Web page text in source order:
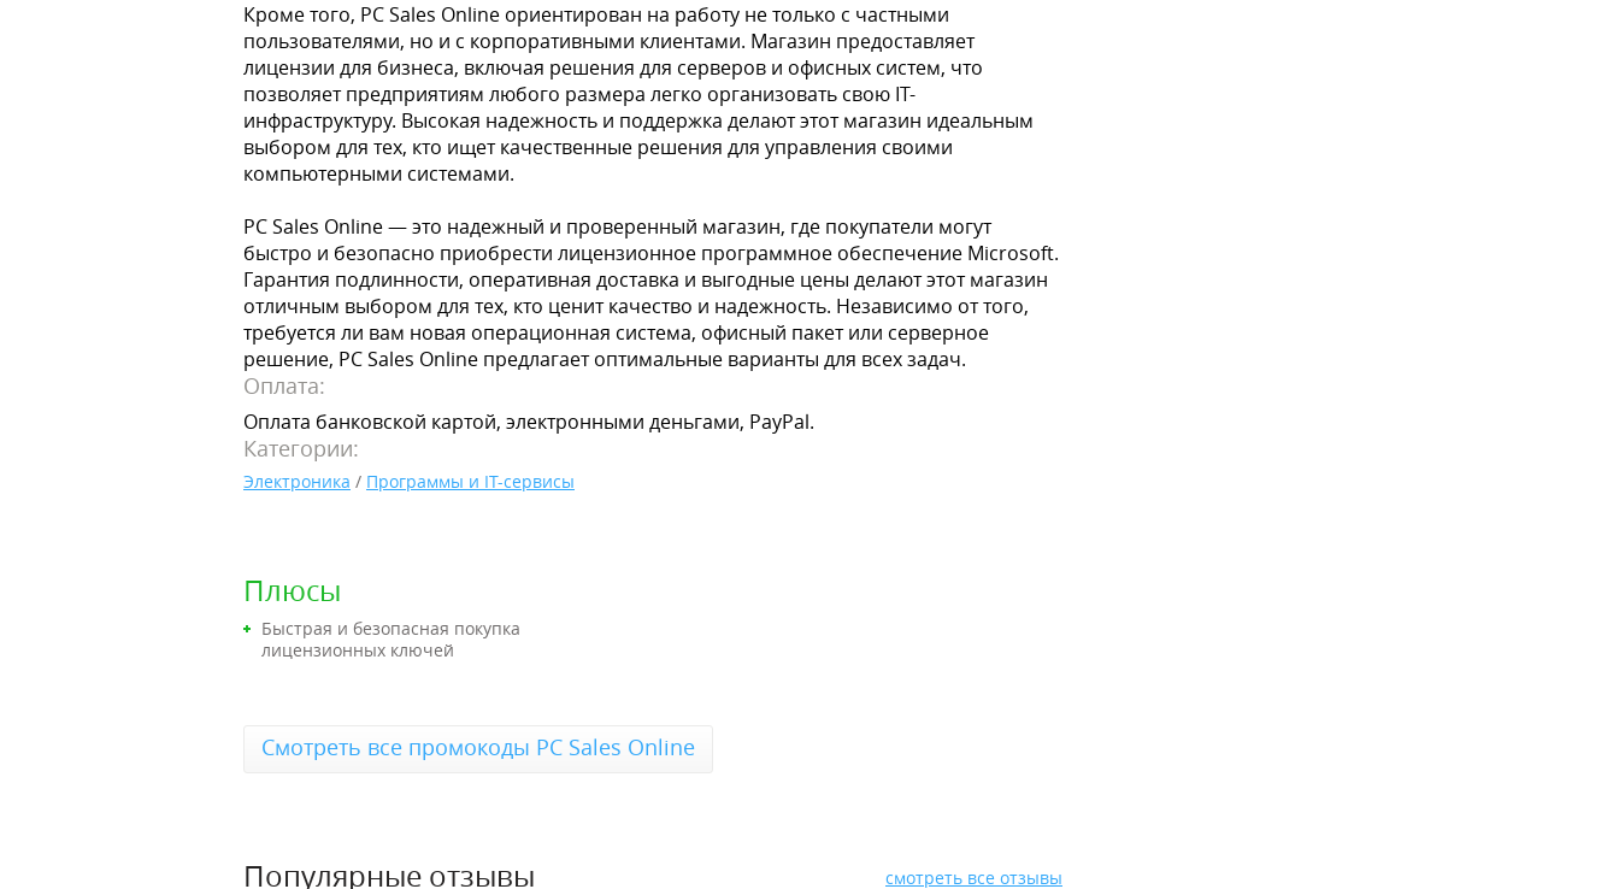
Кроме того, PC Sales Online ориентирован на работу не только с частными
пользователями, но и с корпоративными клиентами. Магазин предоставляет
лицензии для бизнеса, включая решения для серверов и офисных систем, что
позволяет предприятиям любого размера легко организовать свою IT-
инфраструктуру. Высокая надежность и поддержка делают этот магазин идеальным
выбором для тех, кто ищет качественные решения для управления своими
компьютерными системами.
PC Sales Online — это надежный и проверенный магазин, где покупатели могут
быстро и безопасно приобрести лицензионное программное обеспечение Microsoft.
Гарантия подлинности, оперативная доставка и выгодные цены делают этот магазин
отличным выбором для тех, кто ценит качество и надежность. Независимо от того,
требуется ли вам новая операционная система, офисный пакет или серверное
решение, PC Sales Online предлагает оптимальные варианты для всех задач.
Оплата:
Оплата банковской картой, электронными деньгами, PayPal.
Категории:
Электроника / Программы и IT-сервисы
Плюсы
Быстрая и безопасная покупка
лицензионных ключей
Смотреть все промокоды PC Sales Online
Популярные отзывы смотреть все отзывы